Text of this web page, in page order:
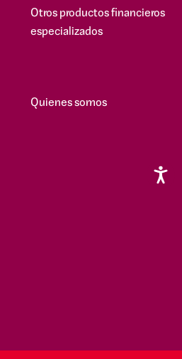
Otros productos financieros
especializados
Quienes somos